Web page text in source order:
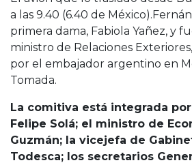
a las 9.40 (6.40 de
primera dama, Fabiola Yañez, y
ministro de Relaciones
por el embajador argentino en
Tomada.
La comitiva está integrada
Felipe Solá; el ministro de
Guzmán; la vicejefa de
Todesca; los secretarios